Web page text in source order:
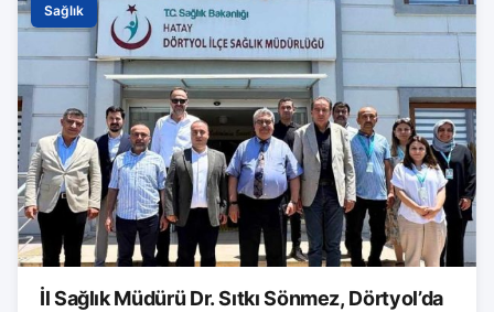
Sağlık
İl Sağlık Müdürü Dr. Sıtkı Sönmez, Dörtyol’da